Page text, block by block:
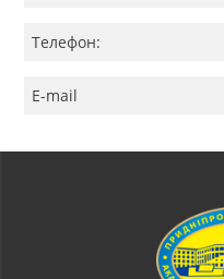
Телефон:
E-mail